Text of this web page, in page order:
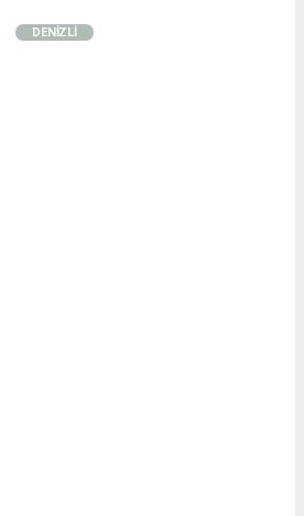
DENİZLİ